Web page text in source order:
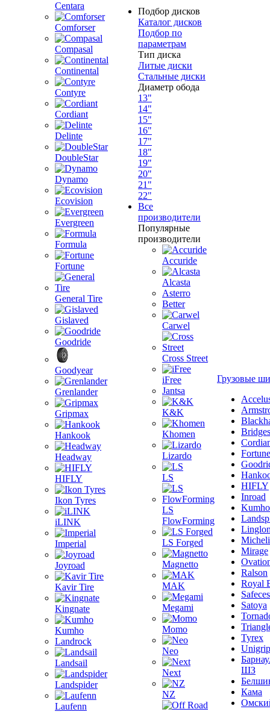
Centara
Comforser
Compasal
Continental
Contyre
Cordiant
Delinte
DoubleStar
Dynamo
Ecovision
Evergreen
Formula
Fortune
General Tire
Gislaved
Goodride
Goodyear
Grenlander
Gripmax
Hankook
Headway
HIFLY
Ikon Tyres
iLINK
Imperial
Joyroad
Kavir Tire
Kingnate
Kumho
Landrock
Landsail
Landspider
Laufenn
Подбор дисков
Каталог дисков
Подбор по
параметрам
Тип диска
Литые диски
Стальные диски
Диаметр обода
13"
14"
15"
16"
17"
18"
19"
20"
21"
22"
Все
производители
Популярные
производители
Accuride
Alcasta
Asterro
Better
Carwel
Cross Street
iFree
Jantsa
K&K
Khomen
Lizardo
LS
LS
FlowForming
LS Forged
Magnetto
MAK
Megami
Momo
Neo
Next
NZ
Грузовые
Fortune
HIFLY
Inroad
Kumho
Mirage
Ralson
Royal
Satoya
Tyrex
Unigrip
ШЗ
Кама